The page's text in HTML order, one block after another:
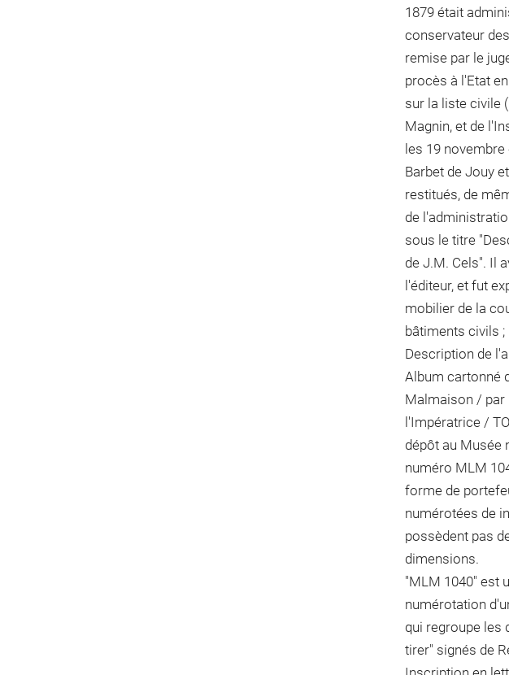
1879 était
conservateur
remise par le
procès à l'Etat
sur la liste civile
Magnin, et de
les 19
Barbet de Jouy
restitués, de
de
sous le titre
de J.M. Cels". Il
l'éditeur, et fut
mobilier de la
bâtiments civils ;
Description de
Album cartonné
Malmaison / par
l'Impératrice /
dépôt au Musée
numéro MLM
forme de
numérotées de
possèdent pas
dimensions.
"MLM 1040" est
numérotation
qui regroupe les
tirer" signés de